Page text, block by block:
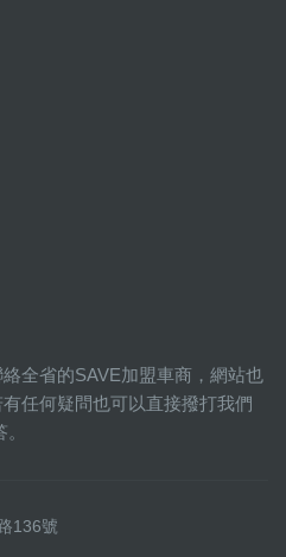
全省的SAVE加盟車商，網站也
任何疑問也可以直接撥打我們
136號